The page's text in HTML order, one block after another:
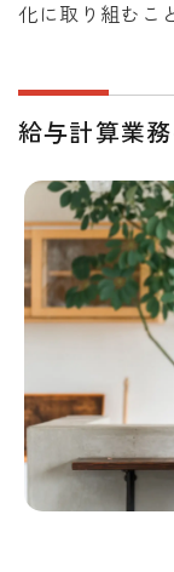
化に取り組むこ
給与計算業